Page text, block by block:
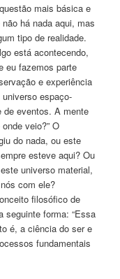
mais básica e
há nada aqui, mas
tipo de realidade.
está acontecendo,
eu fazemos parte
e experiência
espaço-
de eventos. A mente
veio?” O
do nada, ou este
esteve aqui? Ou
universo material,
com ele?
filosófico de
seguinte forma: “Essa
é, a ciência do ser e
fundamentais